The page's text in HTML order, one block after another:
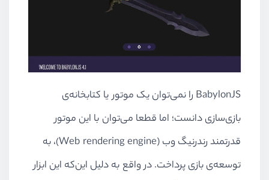
BabylonJS را نمی‌توان یک موتور یا کتابخانه‌ی
بازی‌سازی دانست؛ اما قطعا می‌توان با این موتور
قدرتمند رندرنیگ وب (Web rendering engine)، به
توسعه‌ی بازی پرداخت. در واقع به دلیل این‌که این ابزار